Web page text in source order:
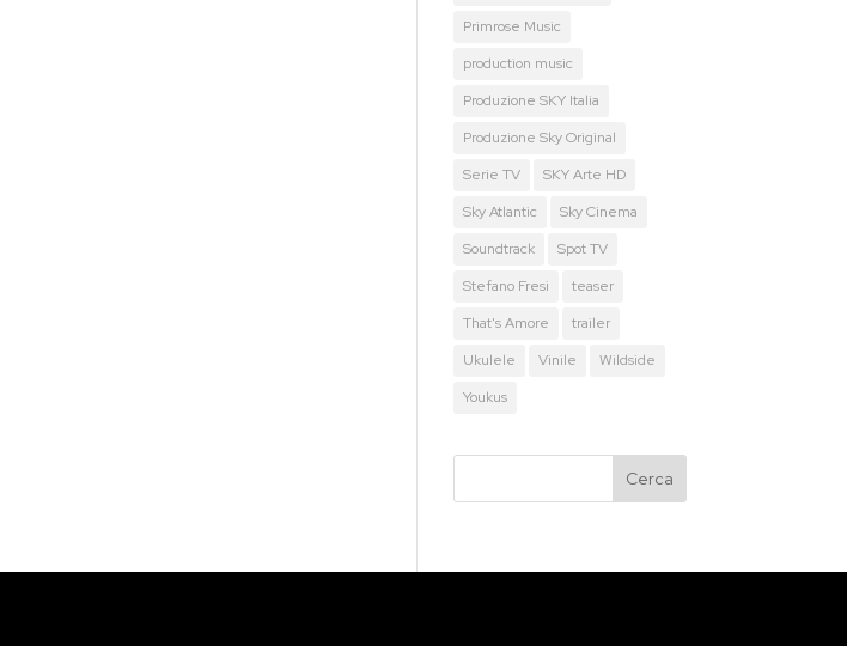
Primrose Music
production music
Produzione SKY Italia
Produzione Sky Original
Serie TV
SKY Arte HD
Sky Atlantic
Sky Cinema
Soundtrack
Spot TV
Stefano Fresi
teaser
That's Amore
trailer
Ukulele
Vinile
Wildside
Youkus